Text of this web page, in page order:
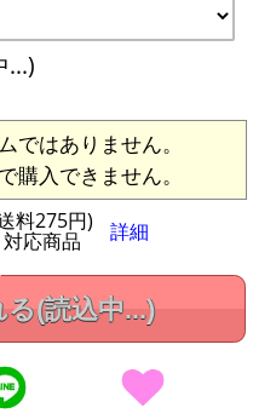
...)
ではありません。
購入できません。
料275円)
対応商品 詳細
る(読込中...)